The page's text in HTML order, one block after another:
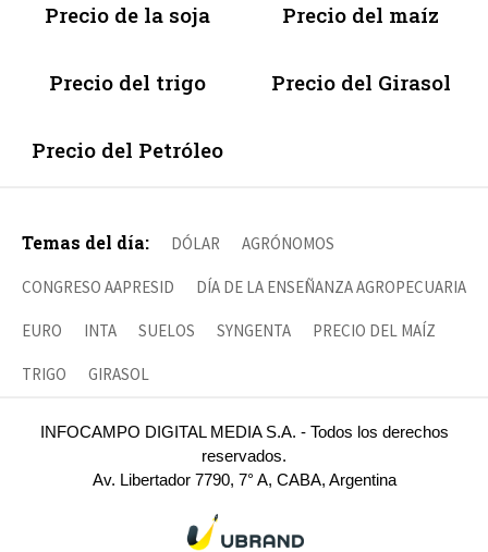
Precio de la soja Precio del maíz
Precio del trigo Precio del Girasol
Precio del Petróleo
Temas del día: DÓLAR AGRÓNOMOS
CONGRESO AAPRESID DÍA DE LA ENSEÑANZA AGROPECUARIA
EURO INTA SUELOS SYNGENTA PRECIO DEL MAÍZ
TRIGO GIRASOL
INFOCAMPO DIGITAL MEDIA S.A. - Todos los derechos
reservados.
Av. Libertador 7790, 7° A, CABA, Argentina